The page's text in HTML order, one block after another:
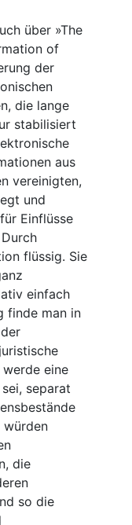
über »The
of
der
die lange
stabilisiert
aus
vereinigten,
und
Einflüsse
flüssig. Sie
einfach
finde man in
eine
separat
würden
die
so die